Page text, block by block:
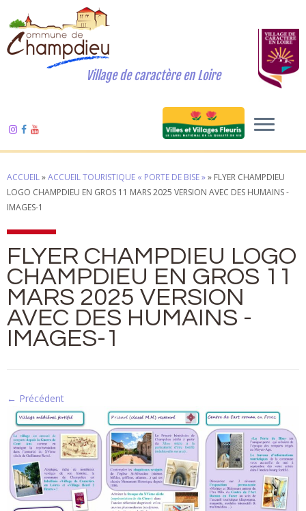
Village de caractère en Loire
ACCUEIL»ACCUEIL TOURISTIQUE « PORTE DE BISE »» FLYER CHAMPDIEU
LOGO CHAMPDIEU EN GROS 11 MARS 2025 VERSION AVEC DES HUMAINS -
IMAGES-1
FLYER CHAMPDIEU LOGO
CHAMPDIEU EN GROS 11
MARS 2025 VERSION
AVEC DES HUMAINS -
IMAGES-1
← Précédent